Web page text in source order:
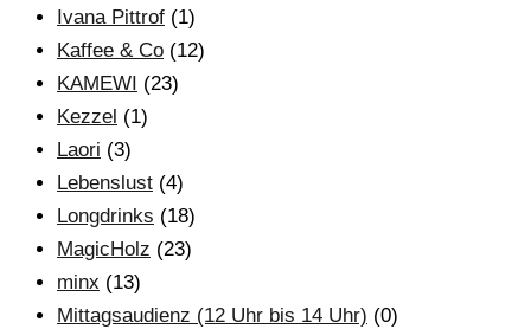
Ivana Pittrof (1)
Kaffee & Co (12)
KAMEWI (23)
Kezzel (1)
Laori (3)
Lebenslust (4)
Longdrinks (18)
MagicHolz (23)
minx (13)
Mittagsaudienz (12 Uhr bis 14 Uhr) (0)